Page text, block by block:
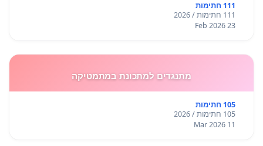
111 חתימות
111 חתימות / 2026
23 Feb 2026
מתנגדים למתכונת במתמטיקה
105 חתימות
105 חתימות / 2026
11 Mar 2026